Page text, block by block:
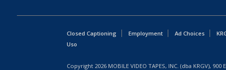
Closed Captioning Employment Ad Choices
Uso
Copyright 2026 MOBILE VIDEO TAPES, INC. (dba KRGV),